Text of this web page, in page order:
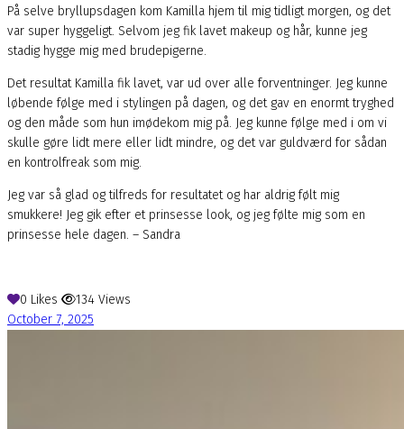
På selve bryllupsdagen kom Kamilla hjem til mig tidligt morgen, og det
var super hyggeligt. Selvom jeg fik lavet makeup og hår, kunne jeg
stadig hygge mig med brudepigerne.
Det resultat Kamilla fik lavet, var ud over alle forventninger. Jeg kunne
løbende følge med i stylingen på dagen, og det gav en enormt tryghed
og den måde som hun imødekom mig på. Jeg kunne følge med i om vi
skulle gøre lidt mere eller lidt mindre, og det var guldværd for sådan
en kontrolfreak som mig.
Jeg var så glad og tilfreds for resultatet og har aldrig følt mig
smukkere! Jeg gik efter et prinsesse look, og jeg følte mig som en
prinsesse hele dagen. – Sandra
0 Likes 134 Views
October 7, 2025